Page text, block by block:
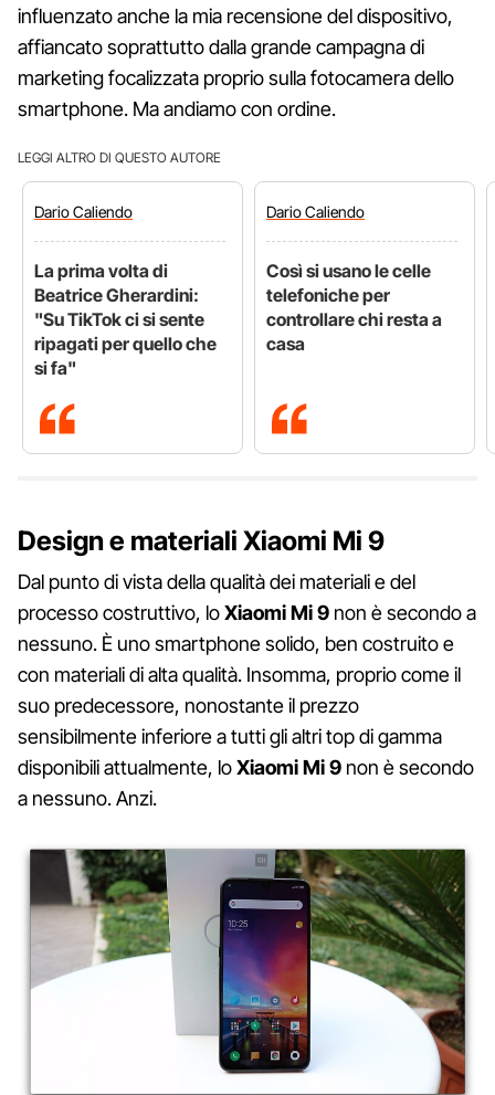
influenzato anche la mia recensione del dispositivo,
affiancato soprattutto dalla grande campagna di
marketing focalizzata proprio sulla fotocamera dello
smartphone. Ma andiamo con ordine.
LEGGI ALTRO DI QUESTO AUTORE
DarioCaliendo
La prima volta di
Beatrice Gherardini:
"Su TikTok ci si sente
ripagati per quello che
si fa"
DarioCaliendo
Così si usano le celle
telefoniche per
controllare chi resta a
casa
Design e materiali Xiaomi Mi 9
Dal punto di vista della qualità dei materiali e del
processo costruttivo, loXiaomi Mi 9 non è secondo a
nessuno. È uno smartphone solido, ben costruito e
con materiali di alta qualità. Insomma, proprio come il
suo predecessore, nonostante il prezzo
sensibilmente inferiore a tutti gli altri top di gamma
disponibili attualmente, loXiaomi Mi 9 non è secondo
a nessuno. Anzi.